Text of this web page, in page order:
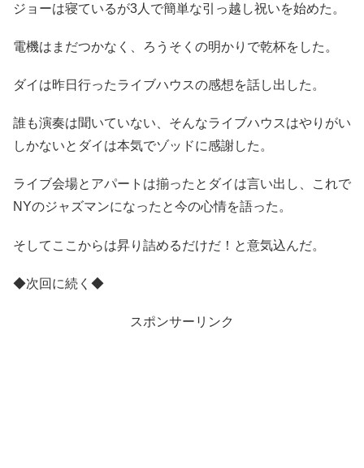
ジョーは寝ているが3人で簡単な引っ越し祝いを始めた。
電機はまだつかなく、ろうそくの明かりで乾杯をした。
ダイは昨日行ったライブハウスの感想を話し出した。
誰も演奏は聞いていない、そんなライブハウスはやりがい
しかないとダイは本気でゾッドに感謝した。
ライブ会場とアパートは揃ったとダイは言い出し、これで
NYのジャズマンになったと今の心情を語った。
そしてここからは昇り詰めるだけだ！と意気込んだ。
◆次回に続く◆
スポンサーリンク